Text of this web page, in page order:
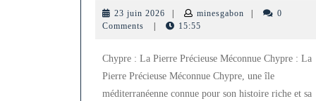
de
23 juin 2026 23
juin
| minesgabon minesgabon
|
0
Comments
| 15:55
Chypre : La Pierre Précieuse Méconnue Chypre : La
Pierre Précieuse Méconnue Chypre, une île
méditerranéenne connue pour son histoire riche et sa